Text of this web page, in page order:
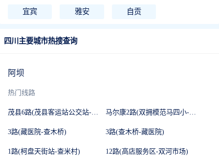
宜宾 雅安 自贡
四川主要城市热搜查询
阿坝
热门线路
茂县6路(茂县客运站公交站-川青铁路茂县站) 马尔康2路(双拥模范马四小-查木桥)
3路(藏医院-查木桥) 3路(查木桥-藏医院)
1路(柯盘天街站-查米村) 12路(高店服务区-双河市场)